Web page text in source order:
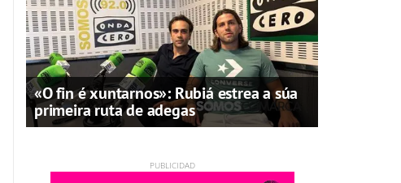
«O fin é xuntarnos»: Rubiá estrea a súa
primeira ruta de adegas